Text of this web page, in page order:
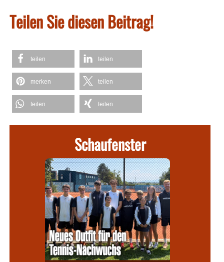
Teilen Sie diesen Beitrag!
teilen teilen
merken teilen
teilen teilen
Schaufenster